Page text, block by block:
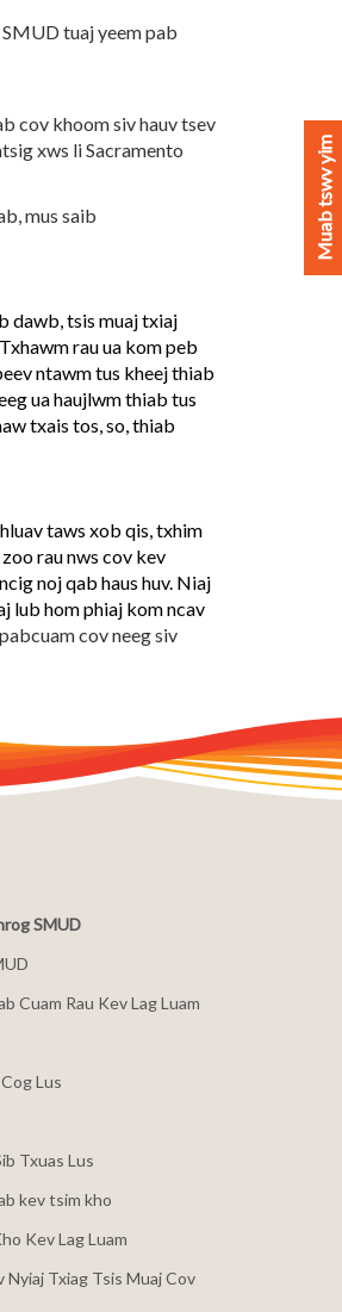
tuaj yeem pab
cov khoom siv hauv tsev
xws li Sacramento
mus saib
dawb, tsis muaj txiaj
rau ua kom peb
ntawm tus kheej thiab
ua haujlwm thiab tus
txais tos, so, thiab
taws xob qis, txhim
rau nws cov kev
noj qab haus huv. Niaj
lub hom phiaj kom ncav
cov neeg siv
SMUD
Cuam Rau Kev Lag Luam
Lus
Txuas Lus
kev tsim kho
Kev Lag Luam
Nyiaj Txiag Tsis Muaj Cov
Muab tswv yim